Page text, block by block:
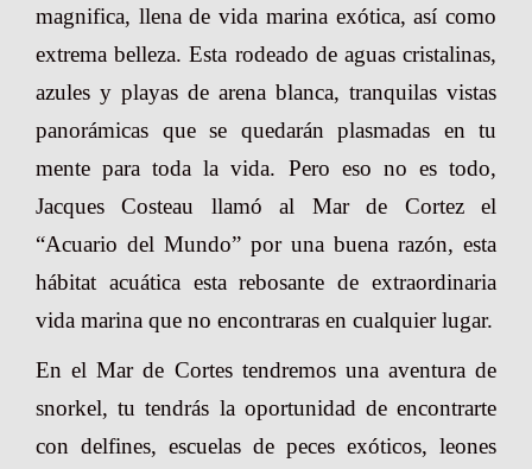
magnifica, llena de vida marina exótica, así como
extrema belleza. Esta rodeado de aguas cristalinas,
azules y playas de arena blanca, tranquilas vistas
panorámicas que se quedarán plasmadas en tu
mente para toda la vida. Pero eso no es todo,
Jacques Costeau llamó al Mar de Cortez el
“Acuario del Mundo” por una buena razón, esta
hábitat acuática esta rebosante de extraordinaria
vida marina que no encontraras en cualquier lugar.
En el Mar de Cortes tendremos una aventura de
snorkel, tu tendrás la oportunidad de encontrarte
con delfines, escuelas de peces exóticos, leones